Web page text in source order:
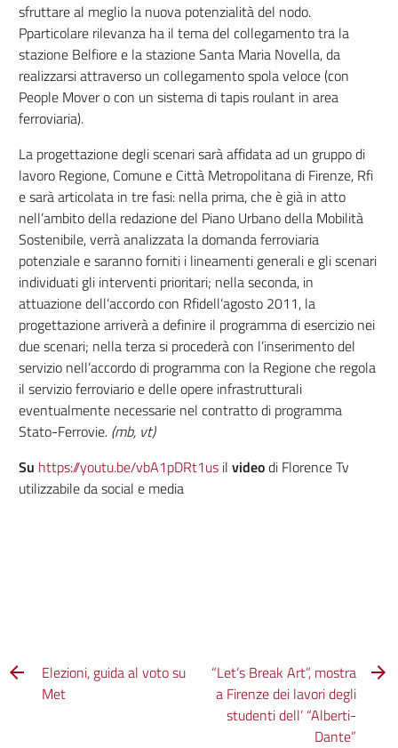
sfruttare al meglio la nuova potenzialità del nodo.
Pparticolare rilevanza ha il tema del collegamento tra la
stazione Belfiore e la stazione Santa Maria Novella, da
realizzarsi attraverso un collegamento spola veloce (con
People Mover o con un sistema di tapis roulant in area
ferroviaria).
La progettazione degli scenari sarà affidata ad un gruppo di
lavoro Regione, Comune e Città Metropolitana di Firenze, Rfi
e sarà articolata in tre fasi: nella prima, che è già in atto
nell’ambito della redazione del Piano Urbano della Mobilità
Sostenibile, verrà analizzata la domanda ferroviaria
potenziale e saranno forniti i lineamenti generali e gli scenari
individuati gli interventi prioritari; nella seconda, in
attuazione dell’accordo con Rfidell’agosto 2011, la
progettazione arriverà a definire il programma di esercizio nei
due scenari; nella terza si procederà con l’inserimento del
servizio nell’accordo di programma con la Regione che regola
il servizio ferroviario e delle opere infrastrutturali
eventualmente necessarie nel contratto di programma
Stato-Ferrovie. (mb, vt)
Su https://youtu.be/vbA1pDRt1usil videodi Florence Tv
utilizzabile da social e media
Elezioni, guida al voto su
Met
“Let’s Break Art”, mostra
a Firenze dei lavori degli
studenti dell’ “Alberti-
Dante”